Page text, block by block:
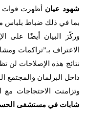
شهود عيان أظهرت قوات
بما في ذلك ضباط بلباس
وركّز البيان أيضًا على
الاعتراف بـ”تراكمات
نتائج هذه الإصلاحات لن
داخل البرلمان والمجتمع
وتزامنت الاحتجاجات
شابات في مستشفى الحسن